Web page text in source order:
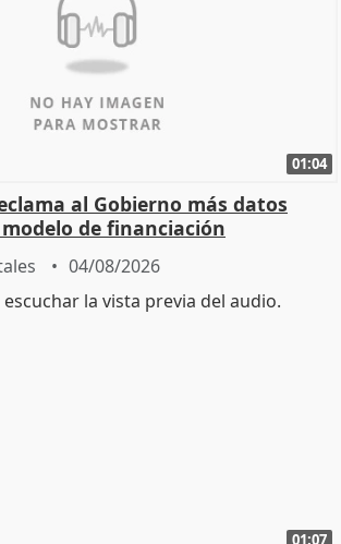
01:04
al Gobierno más datos
de financiación
04/08/2026
01:07